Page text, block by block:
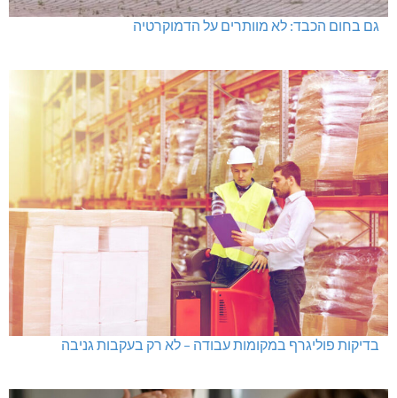
גם בחום הכבד: לא מוותרים על הדמוקרטיה
בדיקות פוליגרף במקומות עבודה – לא רק בעקבות גניבה